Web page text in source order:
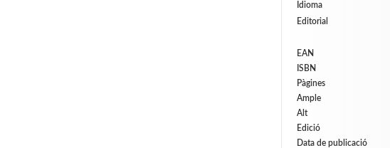
Idioma
Editorial
EAN
ISBN
Pàgines
Ample
Alt
Edició
Data de publicació